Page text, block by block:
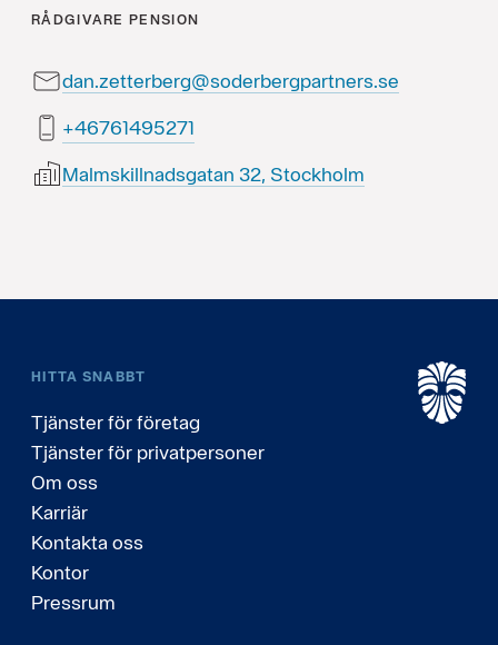
RÅDGIVARE PENSION
dan.zetterberg@soderbergpartners.se
17259416764+
Malmskillnadsgatan 32, Stockholm
HITTA SNABBT
Tjänster för företag
Tjänster för privatpersoner
Om oss
Karriär
Kontakta oss
Kontor
Pressrum